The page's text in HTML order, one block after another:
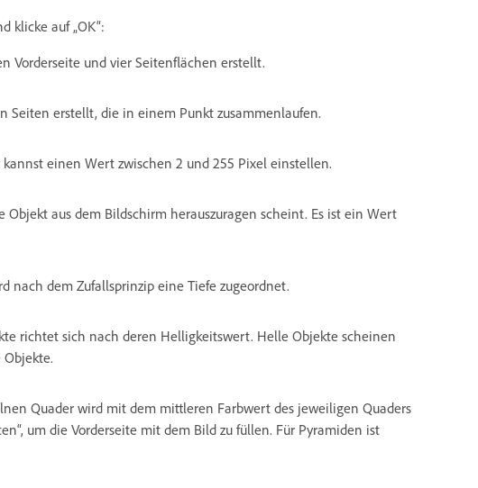
klicke auf „OK“:
Vorderseite und vier Seitenflächen erstellt.
Seiten erstellt, die in einem Punkt zusammenlaufen.
einen Wert zwischen 2 und 255 Pixel einstellen.
aus dem Bildschirm herauszuragen scheint. Es ist ein Wert
nach dem Zufallsprinzip eine Tiefe zugeordnet.
richtet sich nach deren Helligkeitswert. Helle Objekte scheinen
Quader wird mit dem mittleren Farbwert des jeweiligen Quaders
um die Vorderseite mit dem Bild zu füllen. Für Pyramiden ist